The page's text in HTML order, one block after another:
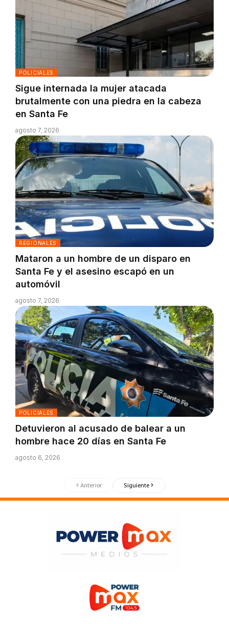
POLICIALES
Sigue internada la mujer atacada
brutalmente con una piedra en la cabeza
en Santa Fe
agosto 7, 2026
REGIONALES
Mataron a un hombre de un disparo en
Santa Fe y el asesino escapó en un
automóvil
agosto 7, 2026
POLICIALES
Detuvieron al acusado de balear a un
hombre hace 20 días en Santa Fe
agosto 6, 2026
Anterior Siguiente